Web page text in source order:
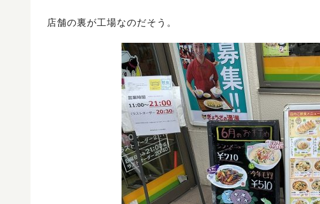
店舗の裏が工場なのだそう。